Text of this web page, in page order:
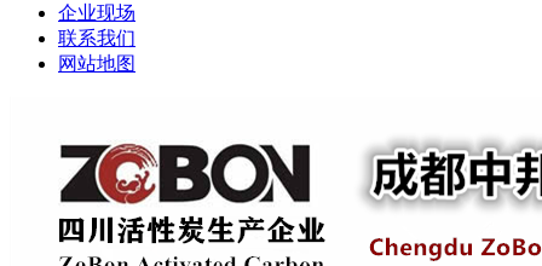
企业现场
联系我们
网站地图